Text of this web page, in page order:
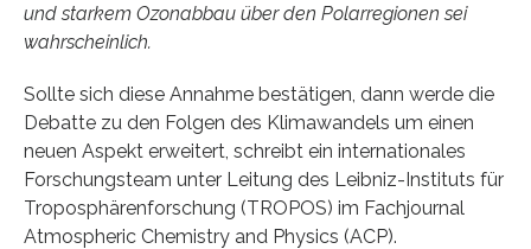
und starkem Ozonabbau über den Polarregionen sei
wahrscheinlich.
Sollte sich diese Annahme bestätigen, dann werde die
Debatte zu den Folgen des Klimawandels um einen
neuen Aspekt erweitert, schreibt ein internationales
Forschungsteam unter Leitung des Leibniz-Instituts für
Troposphärenforschung (TROPOS) im Fachjournal
Atmospheric Chemistry and Physics (ACP).